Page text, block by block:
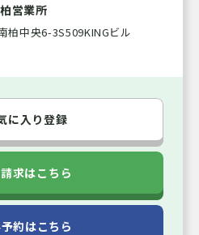
下水については、前面道路の埋
すが、敷地内引き込み工事は別途
いては、敷地内
上の制限／建築基
域もっと見る
営業所
中央6-3S509KINGビル
に入り登録
求はこちら
約はこちら